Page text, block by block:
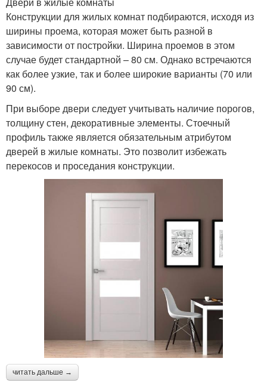
Конструкции для жилых комнат подбираются, исходя из
ширины проема, которая может быть разной в
зависимости от постройки. Ширина проемов в этом
случае будет стандартной – 80 см. Однако встречаются
как более узкие, так и более широкие варианты (70 или
90 см).
При выборе двери следует учитывать наличие порогов,
толщину стен, декоративные элементы. Стоечный
профиль также является обязательным атрибутом
дверей в жилые комнаты. Это позволит избежать
перекосов и проседания конструкции.
читать дальше →